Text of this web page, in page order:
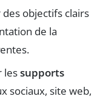
des objectifs clairs
de la
lessupports
sociaux, site web,